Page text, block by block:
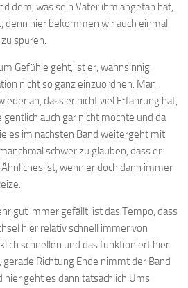
dem, was sein Vater ihm angetan hat,
denn hier bekommen wir auch einmal
spüren.
Gefühle geht, ist er, wahnsinnig
nicht so ganz einzuordnen. Man
an, dass er nicht viel Erfahrung hat,
auch gar nicht möchte und da
es im nächsten Band weitergeht mit
schwer zu glauben, dass er
ist, wenn er doch dann immer
gut immer gefällt, ist das Tempo, dass
hier relativ schnell immer von
schnellen und das funktioniert hier
Richtung Ende nimmt der Band
hier geht es dann tatsächlich Ums